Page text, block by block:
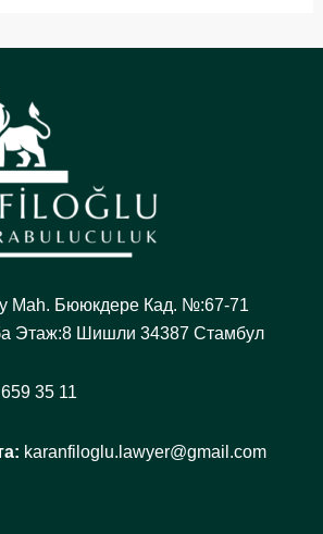
Mah. Бююкдере Кад. №:67-71
Этаж:8 Шишли 34387 Стамбул
35 11
karanfiloglu.lawyer@gmail.com